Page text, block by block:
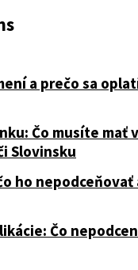
a prečo sa
Čo musíte mať v
Slovinsku
ho nepodceňovať
Čo